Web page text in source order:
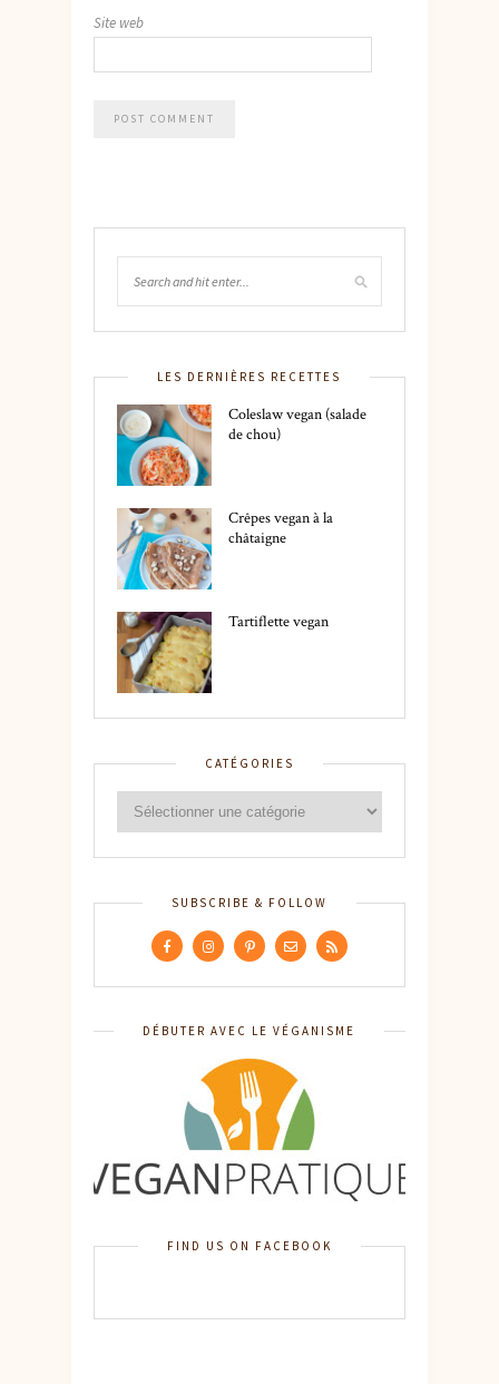
Site web
LES DERNIÈRES RECETTES
Coleslaw vegan (salade
de chou)
Crêpes vegan à la
châtaigne
Tartiflette vegan
CATÉGORIES
SUBSCRIBE & FOLLOW
DÉBUTER AVEC LE VÉGANISME
FIND US ON FACEBOOK